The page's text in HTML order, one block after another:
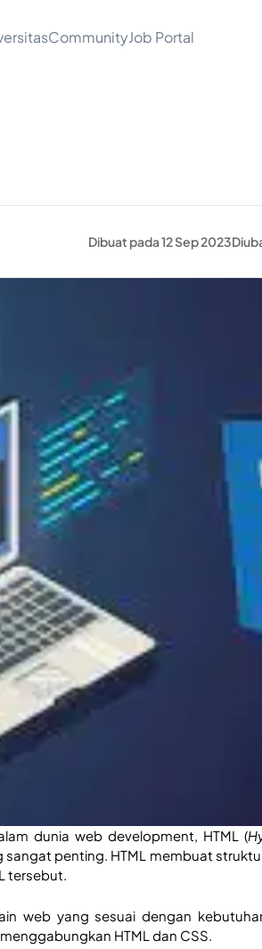
CommunityJob Portal
Dibuat pada 12 Sep 2023
dunia web development, HTML (
sangat penting. HTML membuat
tersebut.
web yang sesuai dengan
HTML dan CSS.